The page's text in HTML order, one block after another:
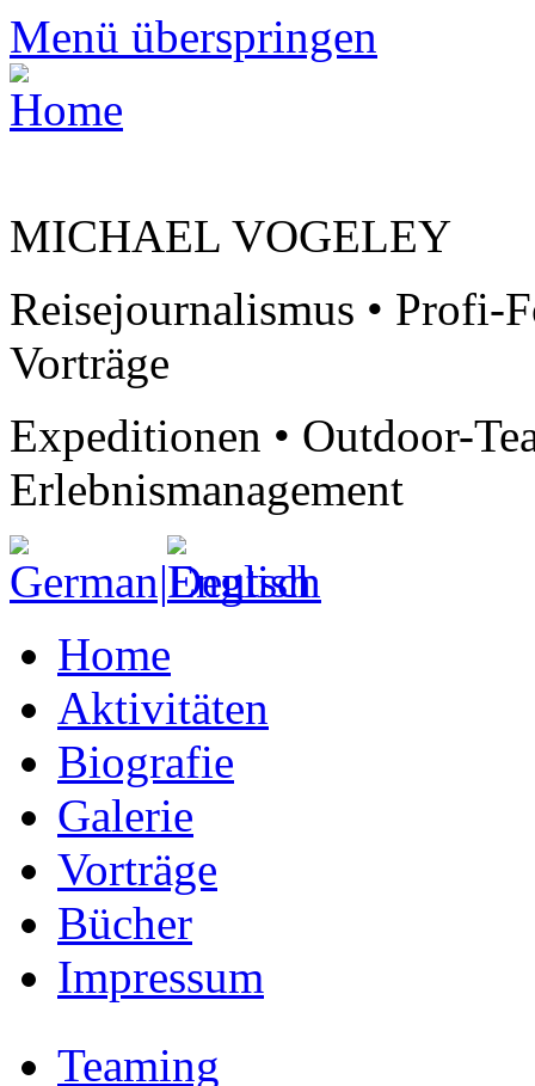
Menü überspringen
MICHAEL VOGELEY
Reisejournalismus • Profi-
Vorträge
Expeditionen • Outdoor-
Erlebnismanagement
Home
Aktivitäten
Biografie
Galerie
Vorträge
Bücher
Impressum
Teaming